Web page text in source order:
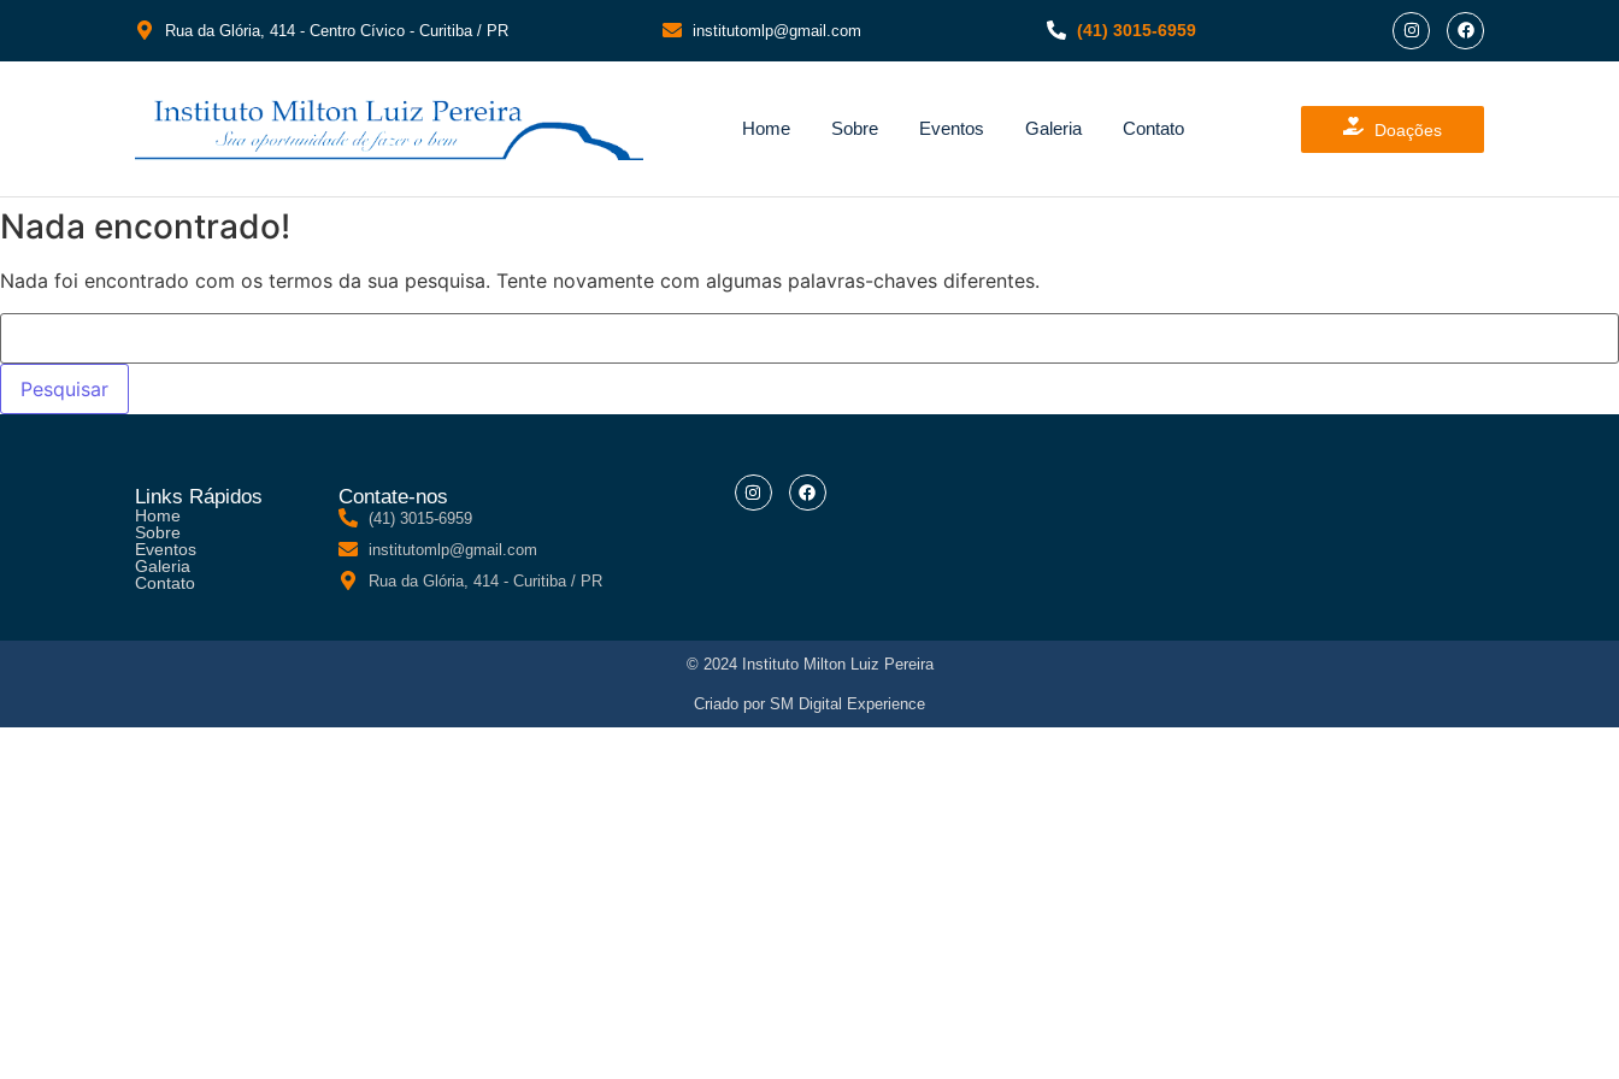
Rua da Glória, 414 - Centro Cívico - Curitiba / PR institutomlp@gmail.com (41) 3015-6959
Home Sobre Eventos Galeria Contato Doações
Nada encontrado!
Nada foi encontrado com os termos da sua pesquisa. Tente novamente com algumas palavras-chaves diferentes.
Links Rápidos
Home
Sobre
Eventos
Galeria
Contato
Contate-nos
(41) 3015-6959
institutomlp@gmail.com
Rua da Glória, 414 - Curitiba / PR
© 2024 Instituto Milton Luiz Pereira
Criado por SM Digital Experience